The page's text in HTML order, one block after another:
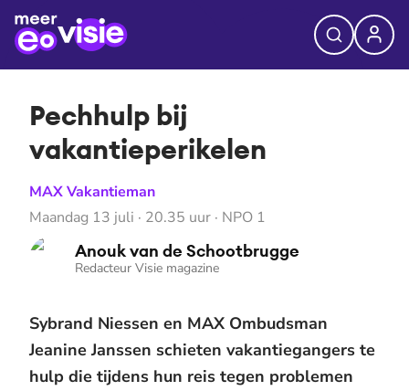
Pechhulp bij
vakantieperikelen
MAX Vakantieman
Maandag 13 juli · 20.35 uur · NPO 1
Anouk van de Schootbrugge
Redacteur Visie magazine
Sybrand Niessen en MAX Ombudsman
Jeanine Janssen schieten vakantiegangers te
hulp die tijdens hun reis tegen problemen